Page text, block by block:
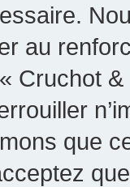
au
Cruchot
que